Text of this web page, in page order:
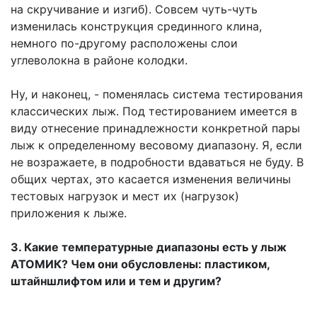
на скручивание и изгиб). Совсем чуть-чуть
изменилась конструкция срединного клина,
немного по-другому расположены слои
углеволокна в районе колодки.
Ну, и наконец, - поменялась система тестирования
классических лыж. Под тестированием имеется в
виду отнесение принадлежности конкретной пары
лыж к определенному весовому диапазону. Я, если
не возражаете, в подробности вдаваться не буду. В
общих чертах, это касается изменения величины
тестовых нагрузок и мест их (нагрузок)
приложения к лыже.
3. Какие температурные диапазоны есть у лыж
АТОМИК? Чем они обусловлены: пластиком,
штайншлифтом или и тем и другим?